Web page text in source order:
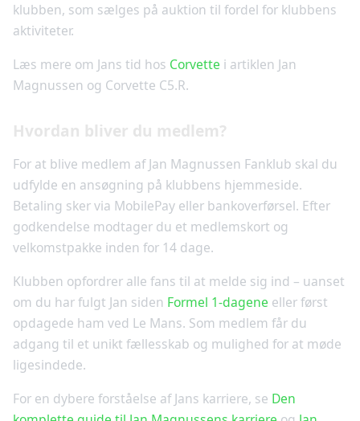
klubben, som sælges på auktion til fordel for klubbens
aktiviteter.
Læs mere om Jans tid hos Corvette i artiklen Jan
Magnussen og Corvette C5.R.
Hvordan bliver du medlem?
For at blive medlem af Jan Magnussen Fanklub skal du
udfylde en ansøgning på klubbens hjemmeside.
Betaling sker via MobilePay eller bankoverførsel. Efter
godkendelse modtager du et medlemskort og
velkomstpakke inden for 14 dage.
Klubben opfordrer alle fans til at melde sig ind – uanset
om du har fulgt Jan siden Formel 1-dagene eller først
opdagede ham ved Le Mans. Som medlem får du
adgang til et unikt fællesskab og mulighed for at møde
ligesindede.
For en dybere forståelse af Jans karriere, se Den